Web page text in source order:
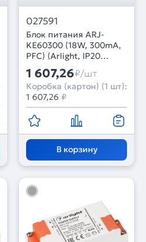
027591
Блок питания ARJ-
KE60300 (18W, 300mA,
PFC) (Arlight, IP20
Пластик, 5 лет)
1 607,26₽/шт
Коробка (картон) (1 шт):
1 607,26 ₽
В корзину